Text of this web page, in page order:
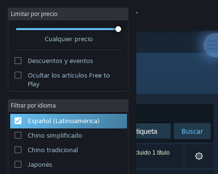
Iniciar sesión
Acerca de
Soporte
Cambiar idioma
Obtener la aplicación de Steam Mobile
Limitar por precio
Cualquier precio
Descuentos y eventos
Ocultar los artículos Free to
Play
Filtrar por idioma
Español (Latinoamérica)
Chino simplificado
Chino tradicional
Japonés
Desarrollador: ZGGame
Ordenar por Relevancia
Buscar
1 resultado coincide con la búsqueda. Se ha excluido 1 título
según tus preferencias.